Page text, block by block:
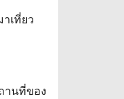
เที่ยว
านที่ของ